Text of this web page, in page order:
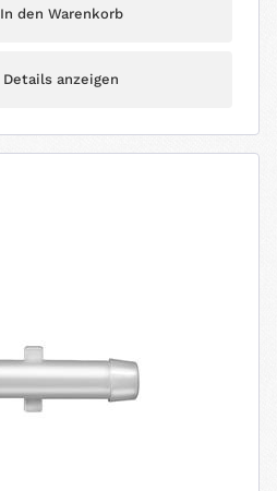
In den Warenkorb
Details anzeigen